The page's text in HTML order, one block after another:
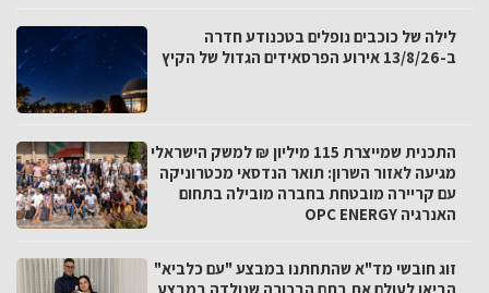
לילה של כוכבים נופלים בטכנודע חדרה
ב-13/8/26 אירוע הפרסאידים הגדול של הקיץ
התכנית שמייצרת 115 מיליון ₪ למשק הישראלי
מגיעה לאזור השרון: תואר הנדסאי מכטרוניקה
עם קריירה מובטחת בחברה מובילה בתחום
האנרגיה OPC ENERGY
זוג חובשי מד"א שהתחתנו במבצע "עם כלביא"